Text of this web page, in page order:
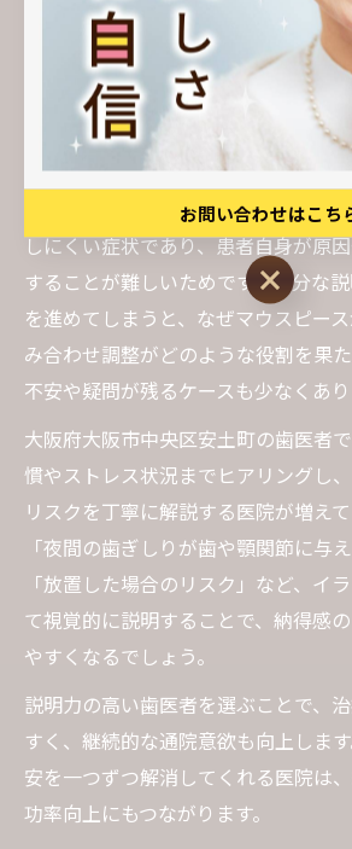
善へ導くポイント
歯医者の説明力が歯ぎしり改善に与
歯医者で歯ぎしり治療を受ける際、
効果や安心感に直結します。なぜな
しにくい症状であり、患者自身が原
することが難しいためです。十分な
を進めてしまうと、なぜマウスピー
み合わせ調整がどのような役割を果た
不安や疑問が残るケースも少なくあり
大阪府大阪市中央区安土町の歯医者
慣やストレス状況までヒアリングし
リスクを丁寧に解説する医院が増えて
「夜間の歯ぎしりが歯や顎関節に与
「放置した場合のリスク」など、イ
て視覚的に説明することで、納得感
やすくなるでしょう。
説明力の高い歯医者を選ぶことで、
すく、継続的な通院意欲も向上しま
安を一つずつ解消してくれる医院は
功率向上にもつながります。
お問い合わせはこち
お問い合わせはこち